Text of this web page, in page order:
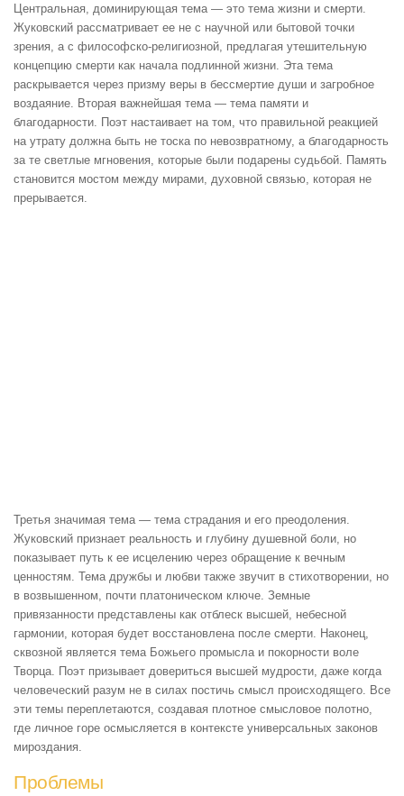
Центральная, доминирующая тема — это тема жизни и смерти.
Жуковский рассматривает ее не с научной или бытовой точки
зрения, а с философско-религиозной, предлагая утешительную
концепцию смерти как начала подлинной жизни. Эта тема
раскрывается через призму веры в бессмертие души и загробное
воздаяние. Вторая важнейшая тема — тема памяти и
благодарности. Поэт настаивает на том, что правильной реакцией
на утрату должна быть не тоска по невозвратному, а благодарность
за те светлые мгновения, которые были подарены судьбой. Память
становится мостом между мирами, духовной связью, которая не
прерывается.
Третья значимая тема — тема страдания и его преодоления.
Жуковский признает реальность и глубину душевной боли, но
показывает путь к ее исцелению через обращение к вечным
ценностям. Тема дружбы и любви также звучит в стихотворении, но
в возвышенном, почти платоническом ключе. Земные
привязанности представлены как отблеск высшей, небесной
гармонии, которая будет восстановлена после смерти. Наконец,
сквозной является тема Божьего промысла и покорности воле
Творца. Поэт призывает довериться высшей мудрости, даже когда
человеческий разум не в силах постичь смысл происходящего. Все
эти темы переплетаются, создавая плотное смысловое полотно,
где личное горе осмысляется в контексте универсальных законов
мироздания.
Проблемы